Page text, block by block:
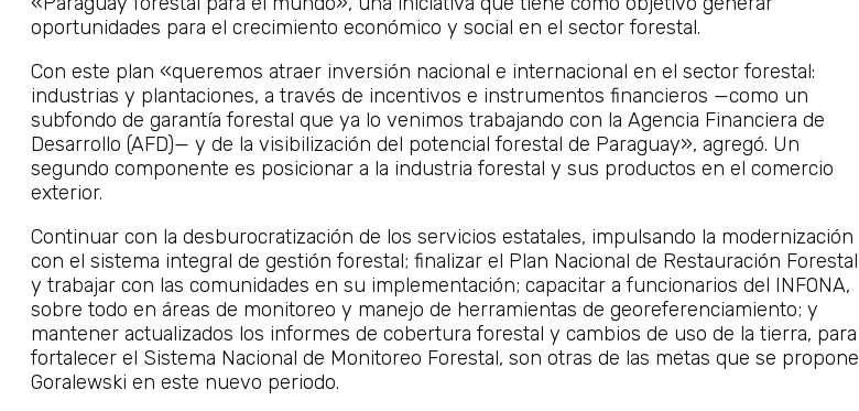
oportunidades para el crecimiento económico y social en el sector forestal.
Con este plan «queremos atraer inversión nacional e internacional en el sector forestal:
industrias y plantaciones, a través de incentivos e instrumentos financieros —como un
subfondo de garantía forestal que ya lo venimos trabajando con la Agencia Financiera de
Desarrollo (AFD)— y de la visibilización del potencial forestal de Paraguay», agregó. Un
segundo componente es posicionar a la industria forestal y sus productos en el comercio
exterior.
Continuar con la desburocratización de los servicios estatales, impulsando la modernización
con el sistema integral de gestión forestal; finalizar el Plan Nacional de Restauración Forestal
y trabajar con las comunidades en su implementación; capacitar a funcionarios del INFONA,
sobre todo en áreas de monitoreo y manejo de herramientas de georeferenciamiento; y
mantener actualizados los informes de cobertura forestal y cambios de uso de la tierra, para
fortalecer el Sistema Nacional de Monitoreo Forestal, son otras de las metas que se propone
Goralewski en este nuevo periodo.